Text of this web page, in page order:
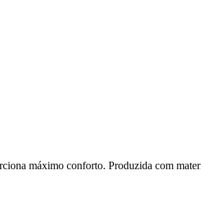
máximo conforto. Produzida com